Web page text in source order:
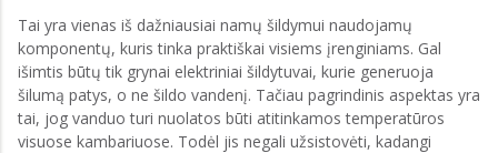
Tai yra vienas iš dažniausiai namų šildymui naudojamų
komponentų, kuris tinka praktiškai visiems įrenginiams. Gal
išimtis būtų tik grynai elektriniai šildytuvai, kurie generuoja
šilumą patys, o ne šildo vandenį. Tačiau pagrindinis aspektas yra
tai, jog vanduo turi nuolatos būti atitinkamos temperatūros
visuose kambariuose. Todėl jis negali užsistovėti, kadangi